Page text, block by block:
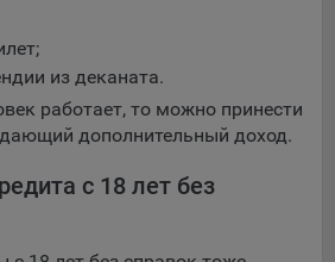
из деканата.
работает, то можно принести
дополнительный доход.
с 18 лет без